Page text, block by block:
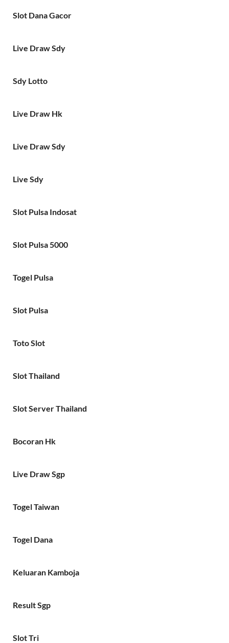
Slot Dana Gacor
Live Draw Sdy
Sdy Lotto
Live Draw Hk
Live Draw Sdy
Live Sdy
Slot Pulsa Indosat
Slot Pulsa 5000
Togel Pulsa
Slot Pulsa
Toto Slot
Slot Thailand
Slot Server Thailand
Bocoran Hk
Live Draw Sgp
Togel Taiwan
Togel Dana
Keluaran Kamboja
Result Sgp
Slot Tri